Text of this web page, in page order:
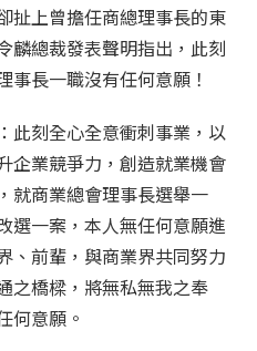
扯上曾擔任商總理事長的東
麟總裁發表聲明指出，此刻
事長一職沒有任何意願！
此刻全心全意衝刺事業，以
企業競爭力，創造就業機會
就商業總會理事長選舉一
選一案，本人無任何意願進
、前輩，與商業界共同努力
之橋樑，將無私無我之奉
何意願。